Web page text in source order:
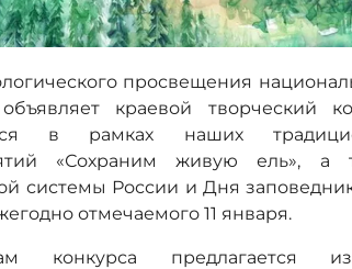
просвещения
краевой творческий
в рамках наших
«Сохраним живую ель», а
системы России и Дня
отмечаемого 11 января.
конкурса предлагается